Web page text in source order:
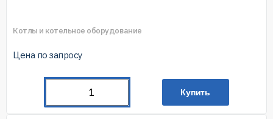
Котлы и котельное оборудование
Цена по запросу
Купить